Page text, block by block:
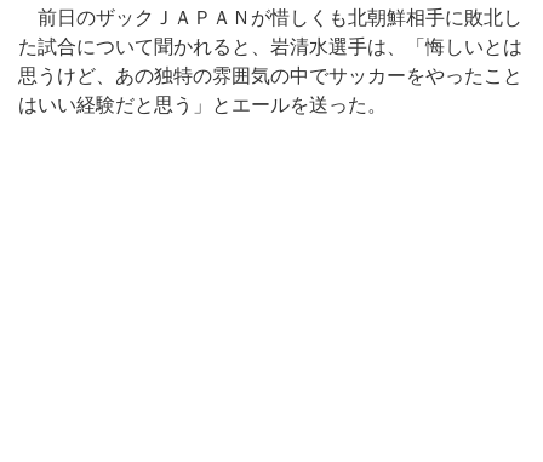
前日のザックＪＡＰＡＮが惜しくも北朝鮮相手に敗北し
た試合について聞かれると、岩清水選手は、「悔しいとは
思うけど、あの独特の雰囲気の中でサッカーをやったこと
はいい経験だと思う」とエールを送った。